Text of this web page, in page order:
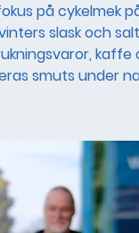
på cykelmek
slask och
kaffe
smuts under